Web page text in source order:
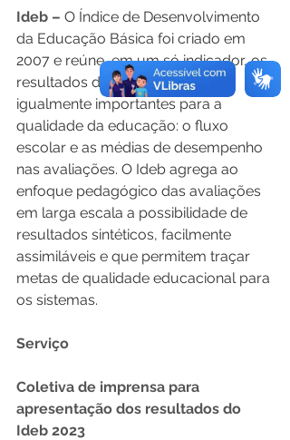
Ideb – O Índice de Desenvolvimento
da Educação Básica foi criado em
2007 e reúne, em um só indicador, os
resultados de dois conceitos
igualmente importantes para a
qualidade da educação: o fluxo
escolar e as médias de desempenho
nas avaliações. O Ideb agrega ao
enfoque pedagógico das avaliações
em larga escala a possibilidade de
resultados sintéticos, facilmente
assimiláveis e que permitem traçar
metas de qualidade educacional para
os sistemas.
Serviço
Coletiva de imprensa para
apresentação dos resultados do
Ideb 2023